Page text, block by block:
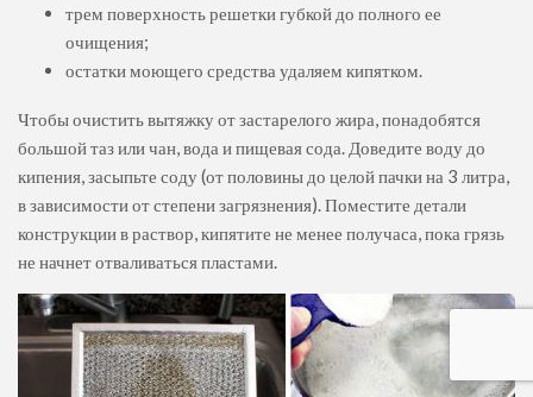
трем поверхность решетки губкой до полного ее
очищения;
остатки моющего средства удаляем кипятком.
Чтобы очистить вытяжку от застарелого жира, понадобятся
большой таз или чан, вода и пищевая сода. Доведите воду до
кипения, засыпьте соду (от половины до целой пачки на 3 литра,
в зависимости от степени загрязнения). Поместите детали
конструкции в раствор, кипятите не менее получаса, пока грязь
не начнет отваливаться пластами.